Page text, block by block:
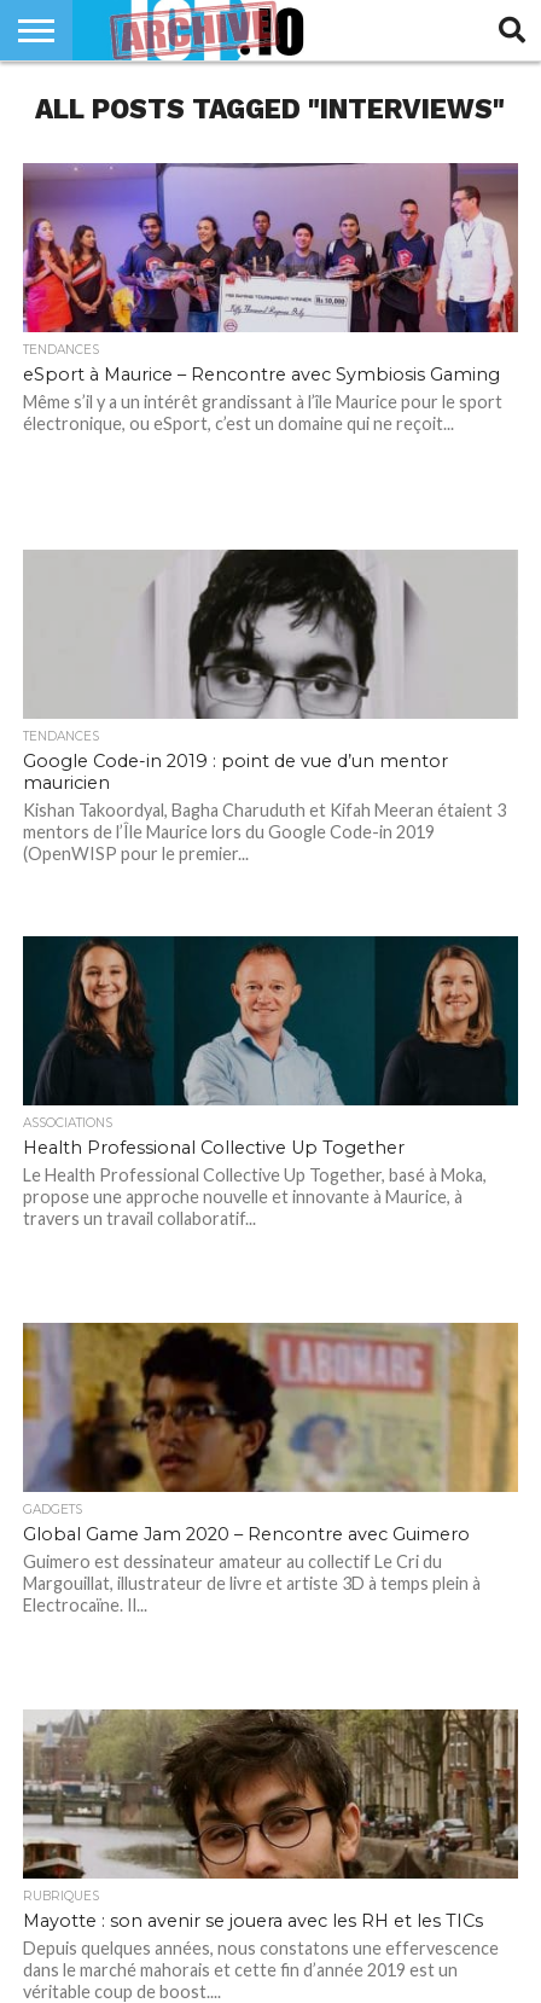
SECTEUR
TECH
LIFE
RUBRIQUES
ALL POSTS TAGGED "INTERVIEWS"
TENDANCES
eSport à Maurice – Rencontre avec Symbiosis Gaming
Même s’il y a un intérêt grandissant à l’île Maurice pour le sport
électronique, ou eSport, c’est un domaine qui ne reçoit...
TENDANCES
Google Code-in 2019 : point de vue d’un mentor
mauricien
Kishan Takoordyal, Bagha Charuduth et Kifah Meeran étaient 3
mentors de l’Île Maurice lors du Google Code-in 2019
(OpenWISP pour le premier...
ASSOCIATIONS
Health Professional Collective Up Together
Le Health Professional Collective Up Together, basé à Moka,
propose une approche nouvelle et innovante à Maurice, à
travers un travail collaboratif...
GADGETS
Global Game Jam 2020 – Rencontre avec Guimero
Guimero est dessinateur amateur au collectif Le Cri du
Margouillat, illustrateur de livre et artiste 3D à temps plein à
Electrocaïne. Il...
RUBRIQUES
Mayotte : son avenir se jouera avec les RH et les TICs
Depuis quelques années, nous constatons une effervescence
dans le marché mahorais et cette fin d’année 2019 est un
véritable coup de boost....